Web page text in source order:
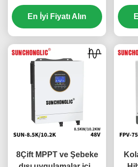
Hibrit Güneş
Değiştiricisi 100V - 500V
PV Girişi ve 99% MPPT
En İyi Fiyatı Alın
8Çift MPPT ve Şebeke